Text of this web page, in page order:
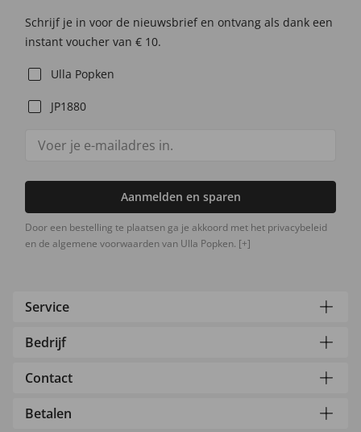
Schrijf je in voor de nieuwsbrief en ontvang als dank een
instant voucher van € 10.
Ulla Popken
JP1880
Aanmelden en sparen
Door een bestelling te plaatsen ga je akkoord met het privacybeleid
en de algemene voorwaarden van Ulla Popken. [+]
Service
Bedrijf
Contact
Betalen